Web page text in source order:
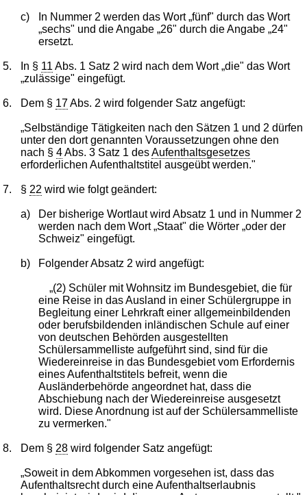
c)
In Nummer 2 werden das Wort „fünf" durch das Wort
„sechs" und die Angabe „26" durch die Angabe „24"
ersetzt.
5. In § 11 Abs. 1 Satz 2 wird nach dem Wort „die" das Wort
„zulässige" eingefügt.
6. Dem § 17Abs. 2 wird folgender Satz angefügt:
„Selbständige Tätigkeiten nach den Sätzen 1 und 2 dürfen
unter den dort genannten Voraussetzungen ohne den
nach §4Abs. 3 Satz 1 desAufenthaltsgesetzes
erforderlichen Aufenthaltstitel ausgeübt werden."
7. § 22 wird wie folgt geändert:
a)
Der bisherige Wortlaut wird Absatz 1 und in Nummer 2
werden nach dem Wort „Staat" die Wörter „oder der
Schweiz" eingefügt.
b) Folgender Absatz 2 wird angefügt:
„(2) Schüler mit Wohnsitz im Bundesgebiet, die für
eine Reise in das Ausland in einer Schülergruppe in
Begleitung einer Lehrkraft einer allgemeinbildenden
oder berufsbildenden inländischen Schule auf einer
von deutschen Behörden ausgestellten
Schülersammelliste aufgeführt sind, sind für die
Wiedereinreise in das Bundesgebiet vom Erfordernis
eines Aufenthaltstitels befreit, wenn die
Ausländerbehörde angeordnet hat, dass die
Abschiebung nach der Wiedereinreise ausgesetzt
wird. Diese Anordnung ist auf der Schülersammelliste
zu vermerken."
8. Dem § 28 wird folgender Satz angefügt:
„Soweit in dem Abkommen vorgesehen ist, dass das
Aufenthaltsrecht durch eine Aufenthaltserlaubnis